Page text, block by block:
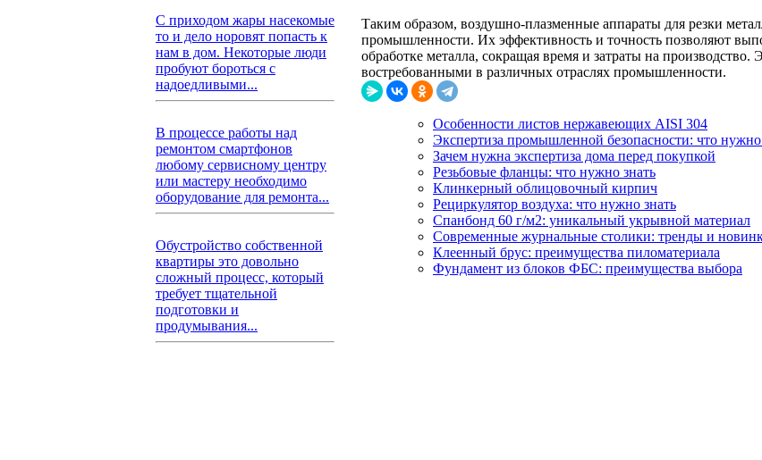
С приходом жары насекомые
то и дело норовят попасть к
нам в дом. Некоторые люди
пробуют бороться с
надоедливыми...
В процессе работы над
ремонтом смартфонов
любому сервисному центру
или мастеру необходимо
оборудование для ремонта...
Обустройство собственной
квартиры это довольно
сложный процесс, который
требует тщательной
подготовки и
продумывания...
Таким образом, воздушно-плазменные аппараты для резки
промышленности. Их эффективность и точность позволяют
обработке металла, сокращая время и затраты на
востребованными в различных отраслях промышленности.
Особенности листов нержавеющих AISI 304
Экспертиза промышленной безопасности: что нужно
Зачем нужна экспертиза дома перед покупкой
Резьбовые фланцы: что нужно знать
Клинкерный облицовочный кирпич
Рециркулятор воздуха: что нужно знать
Спанбонд 60 г/м2: уникальный укрывной материал
Современные журнальные столики: тренды и
Клеенный брус: преимущества пиломатериала
Фундамент из блоков ФБС: преимущества выбора